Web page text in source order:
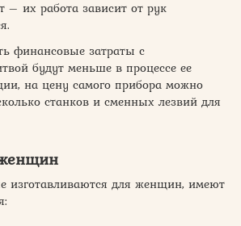
– их работа зависит от рук
финансовые затраты с
будут меньше в процессе ее
на цену самого прибора можно
станков и сменных лезвий для
изготавливаются для женщин, имеют